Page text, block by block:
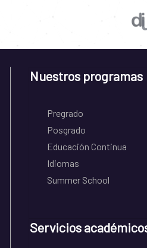
Nuestros programas
Pregrado
Posgrado
Educación Continua
Idiomas
Summer School
Servicios